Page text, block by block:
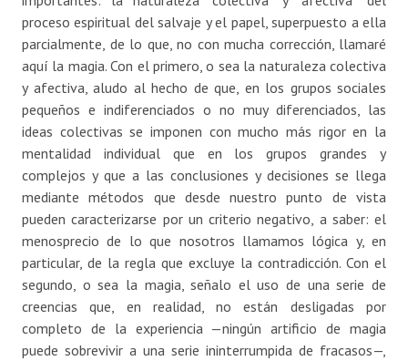
proceso espiritual del salvaje y el papel, superpuesto a ella
parcialmente, de lo que, no con mucha corrección, llamaré
aquí la magia. Con el primero, o sea la naturaleza colectiva
y afectiva, aludo al hecho de que, en los grupos sociales
pequeños e indiferenciados o no muy diferenciados, las
ideas colectivas se imponen con mucho más rigor en la
mentalidad individual que en los grupos grandes y
complejos y que a las conclusiones y decisiones se llega
mediante métodos que desde nuestro punto de vista
pueden caracterizarse por un criterio negativo, a saber: el
menosprecio de lo que nosotros llamamos lógica y, en
particular, de la regla que excluye la contradicción. Con el
segundo, o sea la magia, señalo el uso de una serie de
creencias que, en realidad, no están desligadas por
completo de la experiencia —ningún artificio de magia
puede sobrevivir a una serie ininterrumpida de fracasos—,